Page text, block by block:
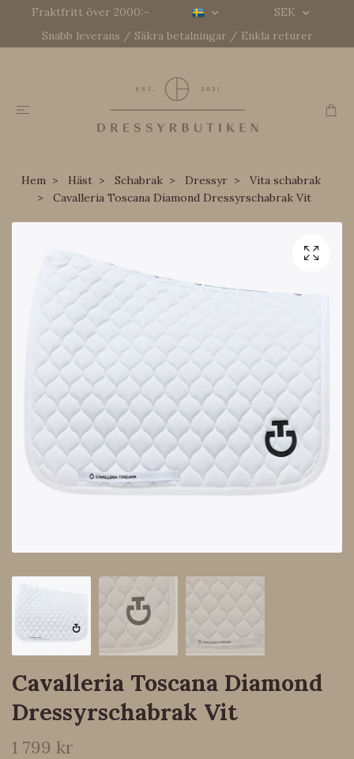
Fraktfritt över 2000:-
SEK
Snabb leverans / Säkra betalningar / Enkla returer
Hem Häst Schabrak Dressyr
Vita schabrak
Cavalleria Toscana Diamond Dressyrschabrak Vit
Cavalleria Toscana Diamond
Dressyrschabrak Vit
1 799 kr